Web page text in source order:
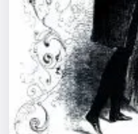
Артисты
Рейтинги